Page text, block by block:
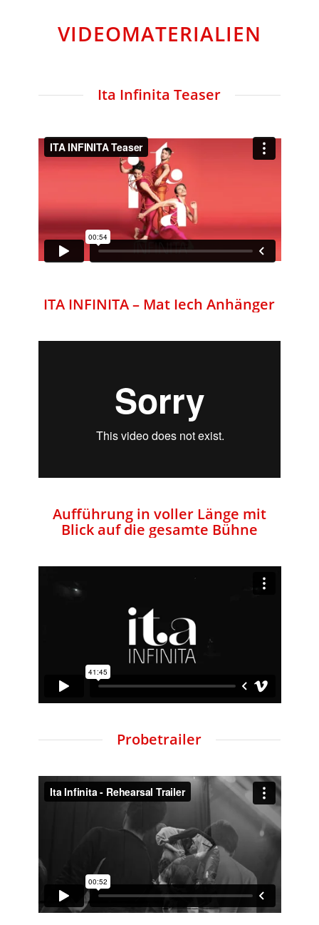
VIDEOMATERIALIEN
Ita Infinita Teaser
ITA INFINITA – Mat Iech Anhänger
Aufführung in voller Länge mit
Blick auf die gesamte Bühne
Probetrailer